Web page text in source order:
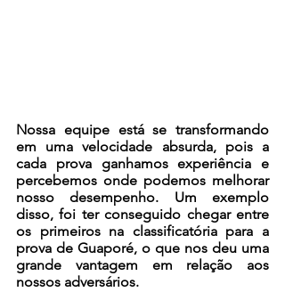
Nossa equipe está se transformando
em uma velocidade absurda, pois a
cada prova ganhamos experiência e
percebemos onde podemos melhorar
nosso desempenho. Um exemplo
disso, foi ter conseguido chegar entre
os primeiros na classificatória para a
prova de Guaporé, o que nos deu uma
grande vantagem em relação aos
nossos adversários.